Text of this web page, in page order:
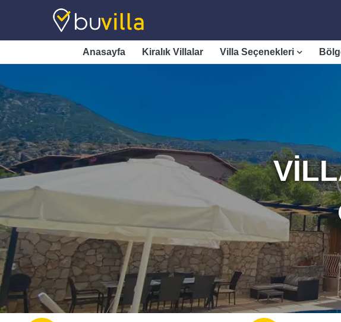
Anasayfa Kiralık Villalar Villa Seçenekleri